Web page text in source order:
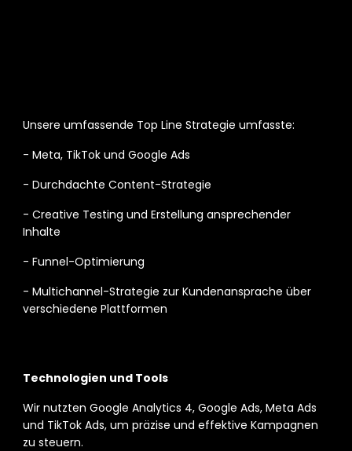
Maßnahmen
Unsere umfassende Top Line Strategie umfasste:
- Meta, TikTok und Google Ads
- Durchdachte Content-Strategie
- Creative Testing und Erstellung ansprechender
Inhalte
- Funnel-Optimierung
- Multichannel-Strategie zur Kundenansprache über
verschiedene Plattformen
Technologien und Tools
Wir nutzten Google Analytics 4, Google Ads, Meta Ads
und TikTok Ads, um präzise und effektive Kampagnen
zu steuern.